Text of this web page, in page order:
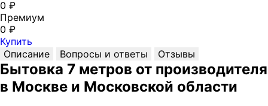
0 ₽
Премиум
0 ₽
Купить
Описание
Вопросы и ответы Отзывы
Бытовка 7 метров от производителя
в Москве и Московской области